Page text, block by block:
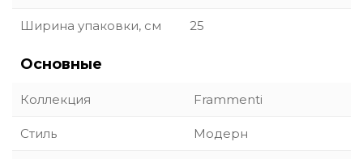
Ширина упаковки, см 25
Основные
Коллекция Frammenti
Стиль Модерн